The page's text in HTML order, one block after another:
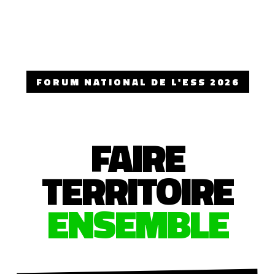
FORUM NATIONAL DE L'ESS 2026
FAIRE
TERRITOIRE
ENSEMBLE